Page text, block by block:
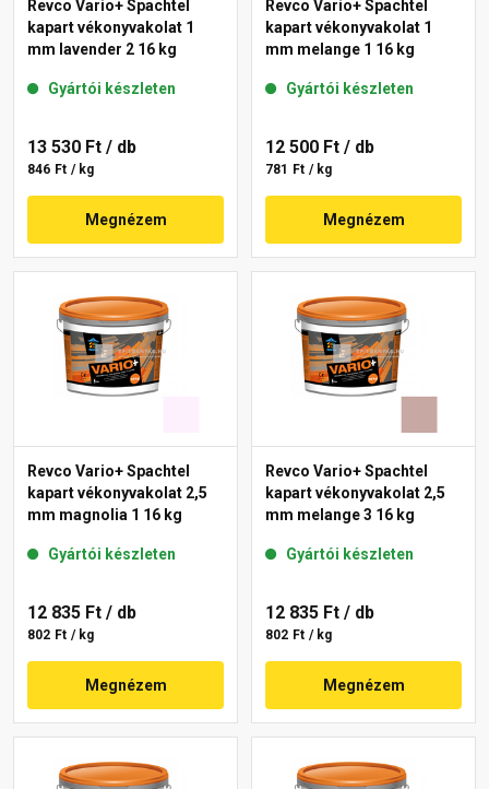
Revco Vario+ Spachtel
kapart vékonyvakolat 1
mm lavender 2 16 kg
Gyártói készleten
13 530 Ft / db
846 Ft / kg
Megnézem
Revco Vario+ Spachtel
kapart vékonyvakolat 1
mm melange 1 16 kg
Gyártói készleten
12 500 Ft / db
781 Ft / kg
Megnézem
Revco Vario+ Spachtel
kapart vékonyvakolat 2,5
mm magnolia 1 16 kg
Gyártói készleten
12 835 Ft / db
802 Ft / kg
Megnézem
Revco Vario+ Spachtel
kapart vékonyvakolat 2,5
mm melange 3 16 kg
Gyártói készleten
12 835 Ft / db
802 Ft / kg
Megnézem